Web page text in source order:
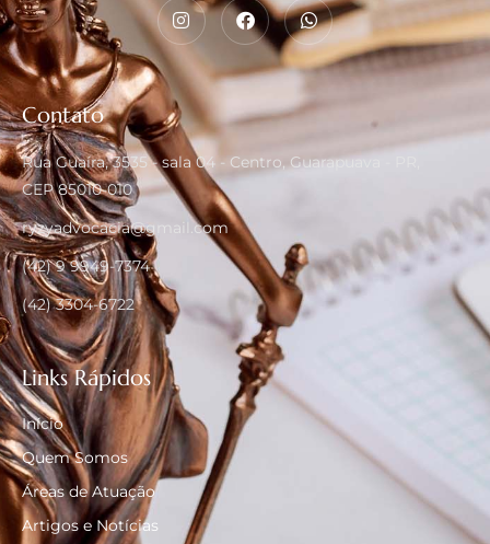
Contato
Rua Guaíra, 3535 - sala 04 - Centro, Guarapuava - PR,
CEP 85010-010
ryzyadvocacia@gmail.com
(42) 9 9949-7374
(42) 3304-6722
Links Rápidos
Início
Quem Somos
Áreas de Atuação
Artigos e Notícias